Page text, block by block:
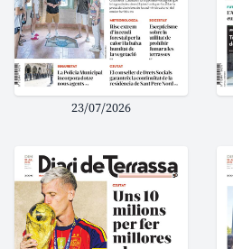
23/07/2026